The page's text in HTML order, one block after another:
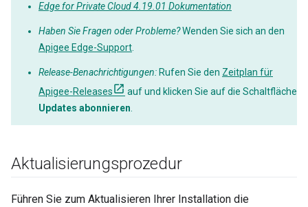
Edge for Private Cloud 4.19.01 Dokumentation
Haben Sie Fragen oder Probleme?Wenden Sie sich an den
Apigee Edge-Support
Release-Benachrichtigungen: Rufen Sie den Zeitplan für
Apigee-Releases
auf und klicken Sie auf die Schaltfläche
Updates abonnieren
Aktualisierungsprozedur
Führen Sie zum Aktualisieren Ihrer Installation die